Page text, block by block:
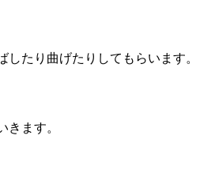
したり曲げたりしてもらいます。
きます。